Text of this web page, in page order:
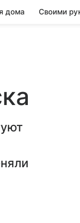
дома Своими